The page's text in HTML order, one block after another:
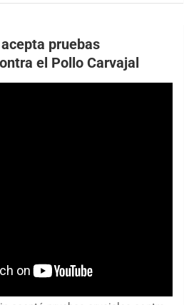
pruebas
el Pollo Carvajal